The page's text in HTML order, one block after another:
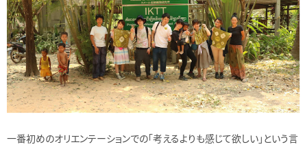
一番初めのオリエンテーションでの「考えるよりも感じて欲しい」という言